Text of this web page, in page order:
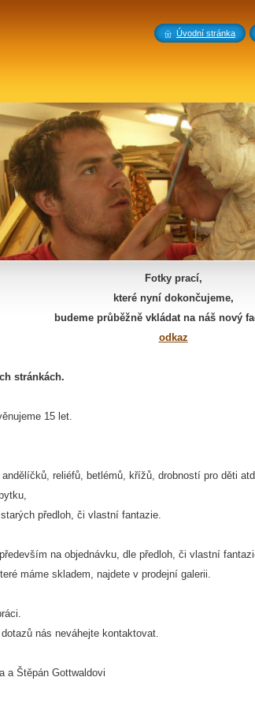
Fotky prací,
které nyní dokončujeme,
budeme průběžně vkládat na náš nový
odkaz
stránkách.
15 let.
reliéfů, betlémů, křížů, drobností pro děti
předloh, či vlastní fantazie.
na objednávku, dle předloh, či vlastní
máme skladem, najdete v prodejní galerii.
nás neváhejte kontaktovat.
a Štěpán Gottwaldovi
Úvodní stránka